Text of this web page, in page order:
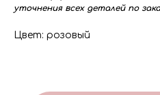
уточнения всех деталей по
Цвет: розовый